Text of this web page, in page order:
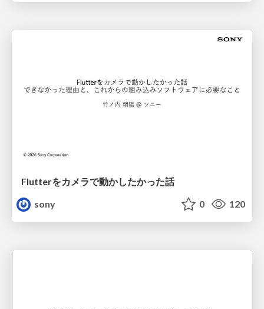
Flutterをカメラで動かしたかった話
sony
0 120